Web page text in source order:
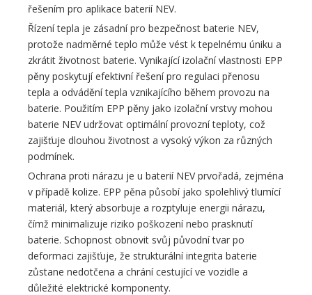
řešením pro aplikace baterií NEV.
Řízení tepla je zásadní pro bezpečnost baterie NEV,
protože nadměrné teplo může vést k tepelnému úniku a
zkrátit životnost baterie. Vynikající izolační vlastnosti EPP
pěny poskytují efektivní řešení pro regulaci přenosu
tepla a odvádění tepla vznikajícího během provozu na
baterie. Použitím EPP pěny jako izolační vrstvy mohou
baterie NEV udržovat optimální provozní teploty, což
zajišťuje dlouhou životnost a vysoký výkon za různých
podmínek.
Ochrana proti nárazu je u baterií NEV prvořadá, zejména
v případě kolize. EPP pěna působí jako spolehlivý tlumící
materiál, který absorbuje a rozptyluje energii nárazu,
čímž minimalizuje riziko poškození nebo prasknutí
baterie. Schopnost obnovit svůj původní tvar po
deformaci zajišťuje, že strukturální integrita baterie
zůstane nedotčena a chrání cestující ve vozidle a
důležité elektrické komponenty.